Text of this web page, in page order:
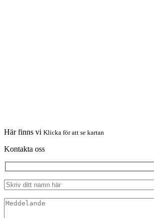
Här finns vi Klicka för att se kartan
Kontakta oss